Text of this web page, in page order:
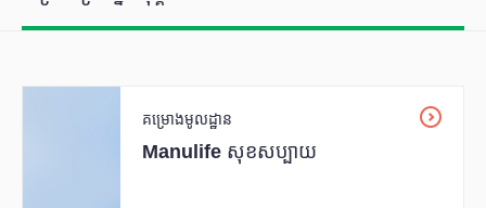
គម្រោងមូលដ្ឋាន
Manulife សុខសប្បាយ